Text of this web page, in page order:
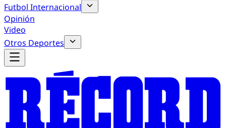
Futbol Internacional
Opinión
Video
Otros Deportes